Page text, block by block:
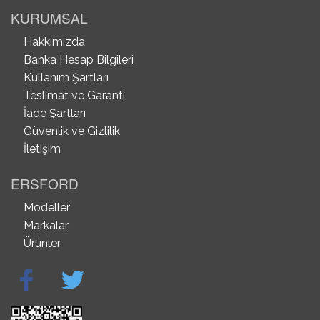
KURUMSAL
Hakkımızda
Banka Hesap Bilgileri
Kullanım Şartları
Teslimat ve Garanti
İade Şartları
Güvenlik ve Gizlilik
İletişim
ERSFORD
Modeller
Markalar
Ürünler